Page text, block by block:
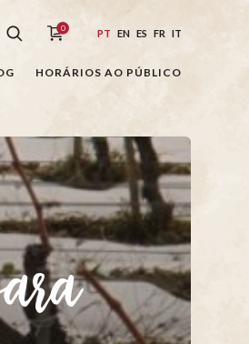
0 PT EN ES FR IT
HORÁRIOS AO PÚBLICO